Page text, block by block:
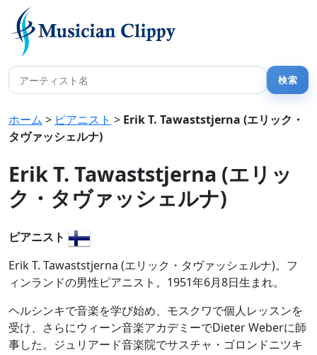
ホーム > ピアニスト > Erik T. Tawaststjerna (エリック・
タヴァッシェルナ)
Erik T. Tawaststjerna (エリッ
ク・タヴァッシェルナ)
ピアニスト
Erik T. Tawaststjerna (エリック・タヴァッシェルナ)。フ
ィンランドの男性ピアニスト。1951年6月8日生まれ。
ヘルシンキで音楽を学び始め、モスクワで個人レッスンを
受け、さらにウィーン音楽アカデミーでDieter Weberに師
事した。ジュリアード音楽院でサスチャ・ゴロンドニツキ